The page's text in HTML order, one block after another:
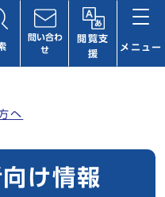
問い合わ
せ
閲覧支
援
メニュー
へ
け情報